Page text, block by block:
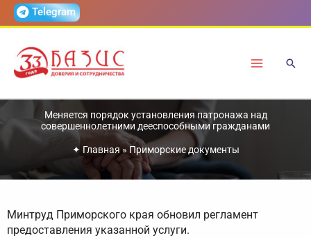
ПерейтиTelegram
Меняется порядок установления патронажа над
совершеннолетними дееспособными гражданами
✦ Главная»Приморские документы
Минтруд Приморского края обновил регламент
предоставления указанной услуги.